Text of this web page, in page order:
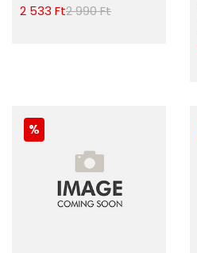
2 533 Ft2 990 Ft